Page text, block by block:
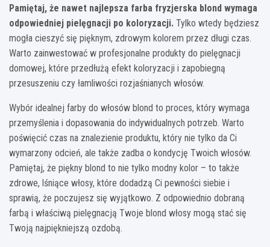
Pamiętaj, że nawet najlepsza farba fryzjerska blond wymaga
odpowiedniej pielęgnacji po koloryzacji. Tylko wtedy będziesz
mogła cieszyć się pięknym, zdrowym kolorem przez długi czas.
Warto zainwestować w profesjonalne produkty do pielęgnacji
domowej, które przedłużą efekt koloryzacji i zapobiegną
przesuszeniu czy łamliwości rozjaśnianych włosów.
Wybór idealnej farby do włosów blond to proces, który wymaga
przemyślenia i dopasowania do indywidualnych potrzeb. Warto
poświęcić czas na znalezienie produktu, który nie tylko da Ci
wymarzony odcień, ale także zadba o kondycję Twoich włosów.
Pamiętaj, że piękny blond to nie tylko modny kolor – to także
zdrowe, lśniące włosy, które dodadzą Ci pewności siebie i
sprawią, że poczujesz się wyjątkowo. Z odpowiednio dobraną
farbą i właściwą pielęgnacją Twoje blond włosy mogą stać się
Twoją najpiękniejszą ozdobą.